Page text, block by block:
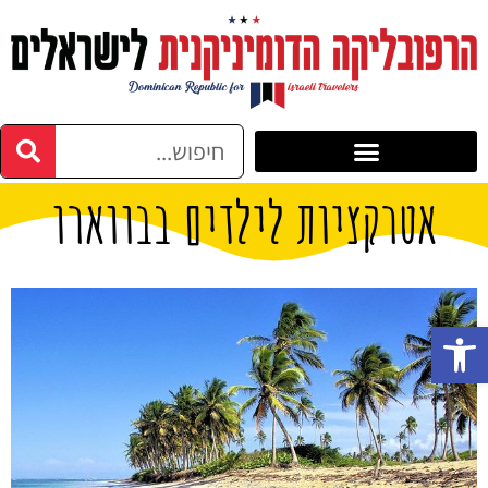
אטרקציות לילדים בבווארו
פתח סרגל נגישות